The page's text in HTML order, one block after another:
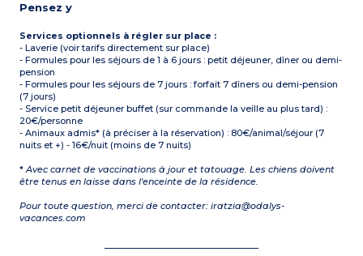
Pensez y
Services optionnels à régler sur place :
- Laverie (voir tarifs directement sur place)
- Formules pour les séjours de 1 à 6 jours : petit déjeuner, dîner ou demi-
pension
- Formules pour les séjours de 7 jours : forfait 7 dîners ou demi-pension
(7 jours)
- Service petit déjeuner buffet (sur commande la veille au plus tard) :
20€/personne
- Animaux admis* (à préciser à la réservation) : 80€/animal/séjour (7
nuits et +) - 16€/nuit (moins de 7 nuits)
*Avec carnet de vaccinations à jour et tatouage. Les chiens doivent
être tenus en laisse dans l'enceinte de la résidence.
Pour toute question, merci de contacter: iratzia@odalys-
vacances.com